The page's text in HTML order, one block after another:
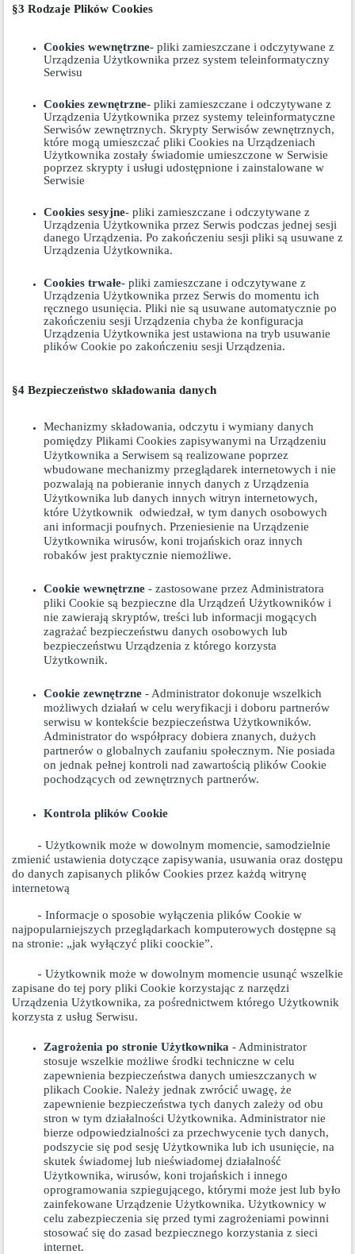
§3 Rodzaje Plików Cookies
Cookies wewnętrzne- pliki zamieszczane i odczytywane z
Urządzenia Użytkownika przez system teleinformatyczny
Serwisu
Cookies zewnętrzne- pliki zamieszczane i odczytywane z
Urządzenia Użytkownika przez systemy teleinformatyczne
Serwisów zewnętrznych. Skrypty Serwisów zewnętrznych,
które mogą umieszczać pliki Cookies na Urządzeniach
Użytkownika zostały świadomie umieszczone w Serwisie
poprzez skrypty i usługi udostępnione i zainstalowane w
Serwisie
Cookies sesyjne- pliki zamieszczane i odczytywane z
Urządzenia Użytkownika przez Serwis podczas jednej sesji
danego Urządzenia. Po zakończeniu sesji pliki są usuwane z
Urządzenia Użytkownika.
Cookies trwałe- pliki zamieszczane i odczytywane z
Urządzenia Użytkownika przez Serwis do momentu ich
ręcznego usunięcia. Pliki nie są usuwane automatycznie po
zakończeniu sesji Urządzenia chyba że konfiguracja
Urządzenia Użytkownika jest ustawiona na tryb usuwanie
plików Cookie po zakończeniu sesji Urządzenia.
§4 Bezpieczeństwo składowania danych
Mechanizmy składowania, odczytu i wymiany danych
pomiędzy Plikami Cookies zapisywanymi na Urządzeniu
Użytkownika a Serwisem są realizowane poprzez
wbudowane mechanizmy przeglądarek internetowych i nie
pozwalają na pobieranie innych danych z Urządzenia
Użytkownika lub danych innych witryn internetowych,
które Użytkownik odwiedzał, w tym danych osobowych
ani informacji poufnych. Przeniesienie na Urządzenie
Użytkownika wirusów, koni trojańskich oraz innych
robaków jest praktycznie niemożliwe.
Cookie wewnętrzne - zastosowane przez Administratora
pliki Cookie są bezpieczne dla Urządzeń Użytkowników i
nie zawierają skryptów, treści lub informacji mogących
zagrażać bezpieczeństwu danych osobowych lub
bezpieczeństwu Urządzenia z którego korzysta
Użytkownik.
Cookie zewnętrzne - Administrator dokonuje wszelkich
możliwych działań w celu weryfikacji i doboru partnerów
serwisu w kontekście bezpieczeństwa Użytkowników.
Administrator do współpracy dobiera znanych, dużych
partnerów o globalnych zaufaniu społecznym. Nie posiada
on jednak pełnej kontroli nad zawartością plików Cookie
pochodzących od zewnętrznych partnerów.
Kontrola plików Cookie
- Użytkownik może w dowolnym momencie, samodzielnie
zmienić ustawienia dotyczące zapisywania, usuwania oraz dostępu
do danych zapisanych plików Cookies przez każdą witrynę
internetową
- Informacje o sposobie wyłączenia plików Cookie w
najpopularniejszych przeglądarkach komputerowych dostępne są
na stronie: „jak wyłączyć pliki coockie”.
- Użytkownik może w dowolnym momencie usunąć wszelkie
zapisane do tej pory pliki Cookie korzystając z narzędzi
Urządzenia Użytkownika, za pośrednictwem którego Użytkownik
korzysta z usług Serwisu.
Zagrożenia po stronie Użytkownika - Administrator
stosuje wszelkie możliwe środki techniczne w celu
zapewnienia bezpieczeństwa danych umieszczanych w
plikach Cookie. Należy jednak zwrócić uwagę, że
zapewnienie bezpieczeństwa tych danych zależy od obu
stron w tym działalności Użytkownika. Administrator nie
bierze odpowiedzialności za przechwycenie tych danych,
podszycie się pod sesję Użytkownika lub ich usunięcie, na
skutek świadomej lub nieświadomej działalność
Użytkownika, wirusów, koni trojańskich i innego
oprogramowania szpiegującego, którymi może jest lub było
zainfekowane Urządzenie Użytkownika. Użytkownicy w
celu zabezpieczenia się przed tymi zagrożeniami powinni
stosować się do zasad bezpiecznego korzystania z sieci
internet.